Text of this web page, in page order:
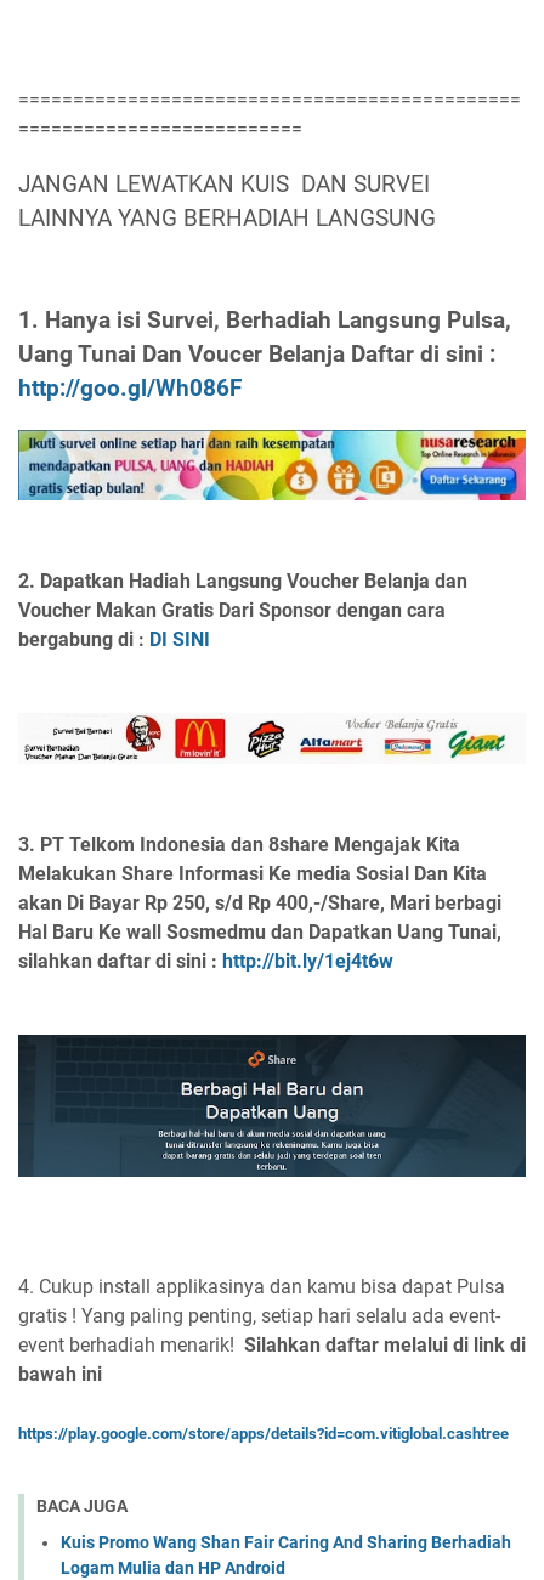
==============================================
==========================
JANGAN LEWATKAN KUIS DAN SURVEI
LAINNYA YANG BERHADIAH LANGSUNG
1. Hanya isi Survei, Berhadiah Langsung Pulsa,
Uang Tunai Dan Voucer Belanja Daftar di sini :
http://goo.gl/Wh086F
2. Dapatkan Hadiah Langsung Voucher Belanja dan
Voucher Makan Gratis Dari Sponsor dengan cara
bergabung di : DI SINI
3. PT Telkom Indonesia dan 8share Mengajak Kita
Melakukan Share Informasi Ke media Sosial Dan Kita
akan Di Bayar Rp 250, s/d Rp 400,-/Share, Mari berbagi
Hal Baru Ke wall Sosmedmu dan Dapatkan Uang Tunai,
silahkan daftar di sini : http://bit.ly/1ej4t6w
4. Cukup install applikasinya dan kamu bisa dapat Pulsa
gratis ! Yang paling penting, setiap hari selalu ada event-
event berhadiah menarik! Silahkan daftar melalui di link di
bawah ini
https://play.google.com/store/apps/details?id=com.vitiglobal.cashtree
BACA JUGA
Kuis Promo Wang Shan Fair Caring And Sharing Berhadiah
Logam Mulia dan HP Android